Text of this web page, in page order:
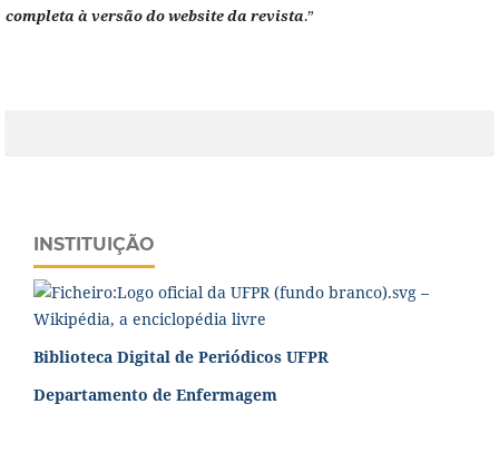
completa à versão do website da revista.”
INSTITUIÇÃO
Biblioteca Digital de Periódicos UFPR
Departamento de Enfermagem